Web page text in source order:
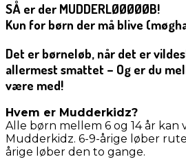
SÅ er der MUDDERLØØØØØB!
Kun for børn der må blive
Det er børneløb, når det er
allermest smattet – Og er du
være med!
Hvem er Mudderkidz?
Alle børn mellem 6 og 14 år kan
Mudderkidz. 6-9-årige løber
årige løber den to gange.